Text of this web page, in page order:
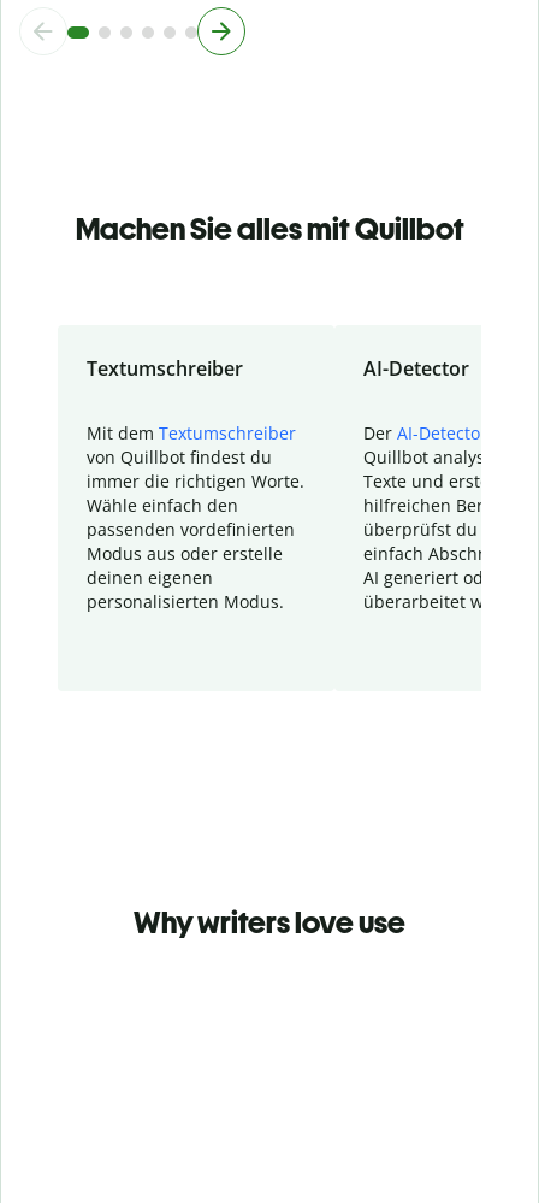
Machen Sie alles mit Quillbot
Textumschreiber
Mit dem Textumschreiber
von Quillbot findest du
immer die richtigen Worte.
Wähle einfach den
passenden vordefinierten
Modus aus oder erstelle
deinen eigenen
personalisierten Modus.
AI-Detector
Der AI-Detector
Quillbot analysiert
Texte und erstellt
hilfreichen Bericht.
überprüfst du
einfach Abschnitte,
AI generiert oder
überarbeitet wurden.
Why writers love use